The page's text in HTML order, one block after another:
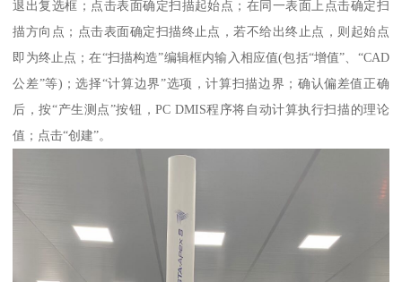
退出复选框；点击表面确定扫描起始点；在同一表面上点击确定扫
描方向点；点击表面确定扫描终止点，若不给出终止点，则起始点
即为终止点；在“扫描构造”编辑框内输入相应值(包括“增值”、“CAD
公差”等)；选择“计算边界”选项，计算扫描边界；确认偏差值正确
后，按“产生测点”按钮，PC DMIS程序将自动计算执行扫描的理论
值；点击“创建”。